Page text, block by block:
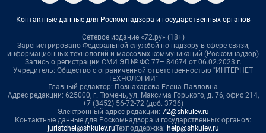
Контактные данные для Роскомнадзора и государственных органов
Сетевое издание «72.ру» (18+)
Зарегистрировано Федеральной службой по надзору в сфере связи,
информационных технологий и массовых коммуникаций (Роскомнадзор)
Запись о регистрации СМИ ЭЛ № ФС 77– 84674 от 06.02.2023 г.
Учредитель: Общество с ограниченной ответственностью "ИНТЕРНЕТ
ТЕХНОЛОГИИ"
Главный редактор: Познахарева Елена Павловна
Адрес редакции: 625000, г. Тюмень, ул. Максима Горького, д. 76, офис 214,
+7 (3452) 56-72-72 (доб. 3736)
Электронный адрес редакции: 72@shkulev.ru
Контактные данные для Роскомнадзора и государственных органов:
juristchel@shkulev.ruТехподдержка: help@shkulev.ru